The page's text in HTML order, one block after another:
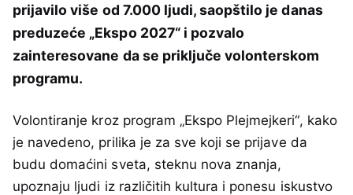
prijavilo više od 7.000 ljudi, saopštilo je danas
preduzeće „Ekspo 2027“ i pozvalo
zainteresovane da se priključe volonterskom
programu.
Volontiranje kroz program „Ekspo Plejmejkeri“, kako
je navedeno, prilika je za sve koji se prijave da
budu domaćini sveta, steknu nova znanja,
upoznaju ljudi iz različitih kultura i ponesu iskustvo